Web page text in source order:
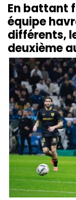
En battant
équipe
différents,
deuxième